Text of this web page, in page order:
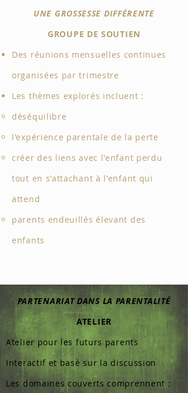
UNE GROSSESSE DIFFÉRENTE
GROUPE DE SOUTIEN
Des réunions mensuelles continues
organisées par trimestre
Les thèmes explorés incluent :
déséquilibre​
l'expérience parentale de la perte
créer des liens avec l'enfant perdu
tout en s'attachant à l'enfant qui
attend
parents endeuillés élevant des
enfants
PARTENARIAT DANS LA PARENTALITÉ
ATELIER
Atelier pour les futurs parents
Interactif et basé sur la discussion
Les domaines couverts comprennent :